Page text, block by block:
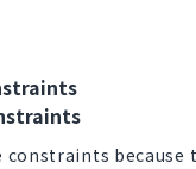
constraints